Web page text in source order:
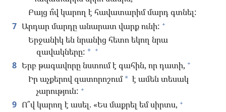
Բայց ո՞վ կարող է հավատարիմ մարդ գտնել:
7 Արդար մարդը անարատ վարք ունի: +
Երջանիկ են նրանից հետո եկող նրա
զավակները: * +
8 Երբ թագավորը նստում է գահին, որ դատի, +
Իր աչքերով զատորոշում * է ամեն տեսակ
չարություն: +
9 Ո՞վ կարող է ասել. «Ես մաքրել եմ սիրտս, +